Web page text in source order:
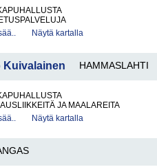
Näytä kartalla
Kuivalainen HAMMASLAHTI
JA MAALAREITA
Näytä kartalla